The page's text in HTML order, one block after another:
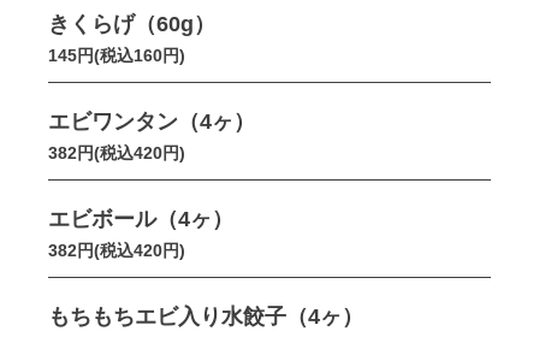
きくらげ（60g）
145円(税込160円)
エビワンタン（4ヶ）
382円(税込420円)
エビボール（4ヶ）
382円(税込420円)
もちもちエビ入り水餃子（4ヶ）